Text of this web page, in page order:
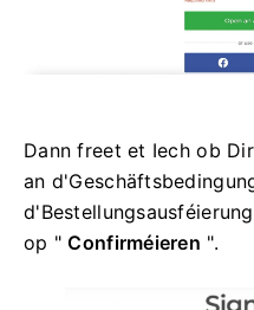
Dann freet et Iech ob
an
op "Confirméieren ".